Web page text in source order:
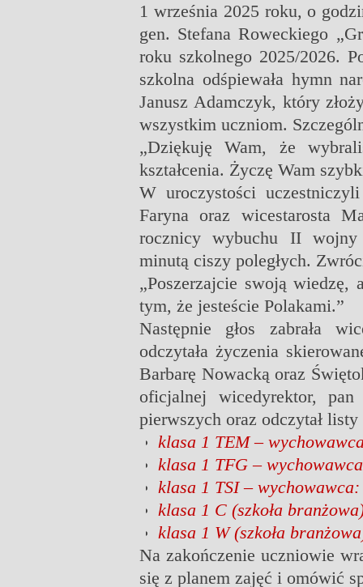
1 września 2025 roku, o
gen. Stefana Roweckiego
roku szkolnego 2025/2026.
szkolna odśpiewała hymn
Janusz Adamczyk, który
wszystkim uczniom.
„Dziękuję Wam, że
kształcenia. Życzę Wam
W uroczystości
Faryna oraz wicestarosta
rocznicy wybuchu II wojny
minutą ciszy poległych.
„Poszerzajcie swoją
tym, że jesteście Polakami.”
Następnie głos zabrała
odczytała życzenia
Barbarę Nowacką oraz
oficjalnej wicedyrektor,
pierwszych oraz odczytał
klasa 1 TEM –
klasa 1 TFG –
klasa 1 TSI –
klasa 1 C (szkoła
klasa 1 W (szkoła
Na zakończenie uczniowie
się z planem zajęć i omówić